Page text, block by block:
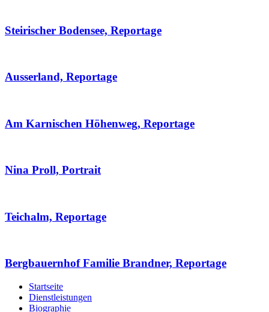
Steirischer Bodensee, Reportage
Ausserland, Reportage
Am Karnischen Höhenweg, Reportage
Nina Proll, Portrait
Teichalm, Reportage
Bergbauernhof Familie Brandner, Reportage
Startseite
Dienstleistungen
Biographie